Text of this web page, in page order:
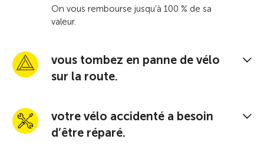
On vous rembourse jusqu’à 100 % de sa
valeur.
vous tombez en panne de vélo
sur la route.
votre vélo accidenté a besoin
d’être réparé.